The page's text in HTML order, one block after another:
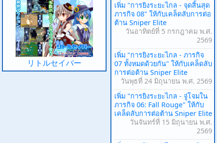
リトルセイバー
เพิ่ม "การยิงระยะไกล - จุดสิ้นสุด
ภารกิจ 08" ให้กับเคล็ดลับการต่อ
ต้าน Sniper Elite
วันอาทิตย์ที่ 5 กรกฎาคม พ.ศ.
2569
เพิ่ม "การยิงระยะไกล - ภารกิจ
07 ทั้งหมดด้วยกัน" ให้กับเคล็ดลับ
การต่อต้าน Sniper Elite
วันพุธที่ 24 มิถุนายน พ.ศ. 2569
เพิ่ม "การยิงระยะไกล - จู่โจมใน
ภารกิจ 06: Fall Rouge" ให้กับ
เคล็ดลับการต่อต้าน Sniper Elite
วันจันทร์ที่ 15 มิถุนายน พ.ศ.
2569